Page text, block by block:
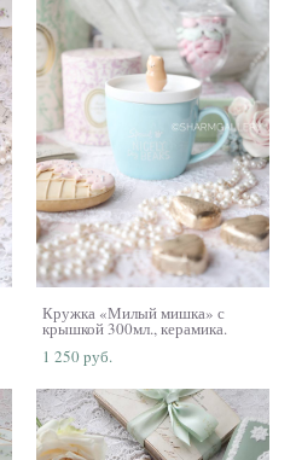
Кружка «Милый мишка» с
крышкой 300мл., керамика.
1 250 pуб.